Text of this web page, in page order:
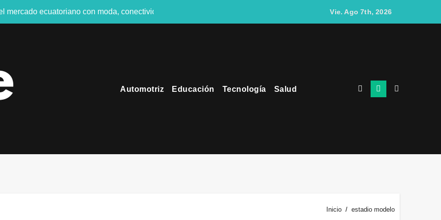
mercado ecuatoriano con moda, conectividad y turismo de negocios
impulsará los pagos digitales en tiempo real
EN EL FERIADO
diseñado para entornos comerciales e industriales
más de USD 1.000 millones y entra al exclusivo club de las gigantes del Ecuador
Vie. Ago 7th, 2026
Automotriz Educación Tecnología Salud
Inicio estadio modelo